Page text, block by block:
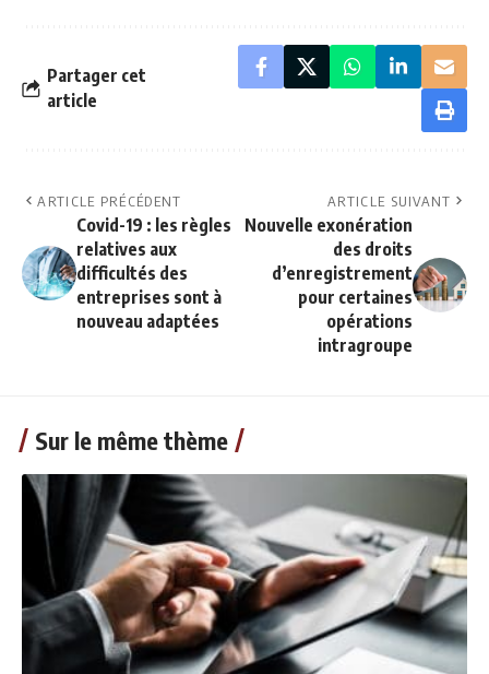
Partager cet
article
ARTICLE PRÉCÉDENT
Covid-19 : les règles
relatives aux
difficultés des
entreprises sont à
nouveau adaptées
ARTICLE SUIVANT
Nouvelle exonération
des droits
d’enregistrement
pour certaines
opérations
intragroupe
Sur le même thème